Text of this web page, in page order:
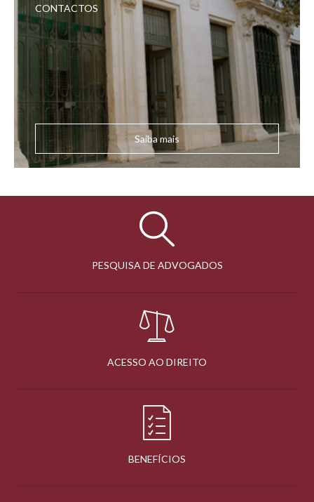
CONTACTOS
Saiba mais
PESQUISA DE ADVOGADOS
ACESSO AO DIREITO
BENEFÍCIOS